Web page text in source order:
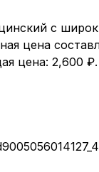
с
цена
цена: 2,600 ₽.